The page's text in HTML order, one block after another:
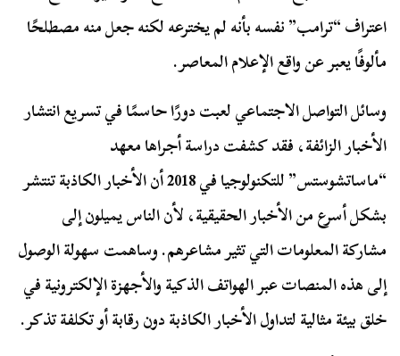
اعتراف “ترامب” نفسه بأنه لم يخترعه لكنه جعل منه مصطلحًا
مألوفًا يعبر عن واقع الإعلام المعاصر.
وسائل التواصل الاجتماعي لعبت دورًا حاسمًا في تسريع انتشار
الأخبار الزائفة، فقد كشفت دراسة أجراها معهد
“ماساتشوستس” للتكنولوجيا في 2018 أن الأخبار الكاذبة تنتشر
بشكل أسرع من الأخبار الحقيقية، لأن الناس يميلون إلى
مشاركة المعلومات التي تثير مشاعرهم. وساهمت سهولة الوصول
إلى هذه المنصات عبر الهواتف الذكية والأجهزة الإلكترونية في
خلق بيئة مثالية لتداول الأخبار الكاذبة دون رقابة أو تكلفة تذكر.